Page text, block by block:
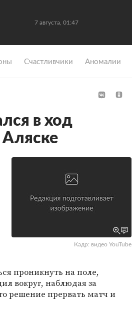
7 августа, 01:47
Счастливчики Аномалии
в ход
Аляске
Кадр: видео YouTube
проникнуть на поле,
вокруг, наблюдая за
решение прервать матч и